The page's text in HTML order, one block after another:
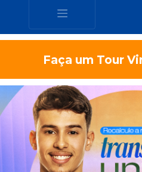
Faça um Tour